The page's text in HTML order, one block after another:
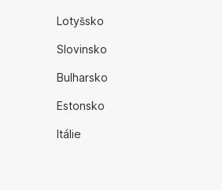
Lotyšsko
Slovinsko
Bulharsko
Estonsko
Itálie